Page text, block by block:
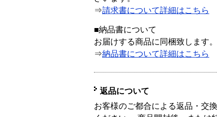
⇒請求書について詳細はこちら
■納品書について
お届けする商品に同梱致します。
⇒納品書について詳細はこちら
返品について
お客様のご都合による返品・交